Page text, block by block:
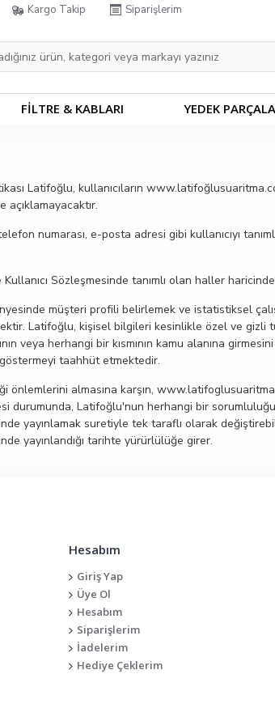
Kargo Takip Siparişlerim
FİLTRE & KABLARI YEDEK
Latifoğlu, kullanıcıların
açıklamayacaktır.
numarası, e-posta adresi gibi kullanıcıyı
Sözleşmesinde tanımlı olan haller
müşteri profili belirlemek ve istatistiksel
Latifoğlu, kişisel bilgileri kesinlikle özel ve gizli
veya herhangi bir kısmının kamu alanına
taahhüt etmektedir.
almasına karşın,
durumunda, Latifoğlu'nun herhangi bir
yayınlamak suretiyle tek taraflı olarak
yayınlandığı tarihte yürürlülüğe girer.
Hesabım
Giriş Yap
Üye Ol
Hesabım
Siparişlerim
İadelerim
Hediye Çeklerim